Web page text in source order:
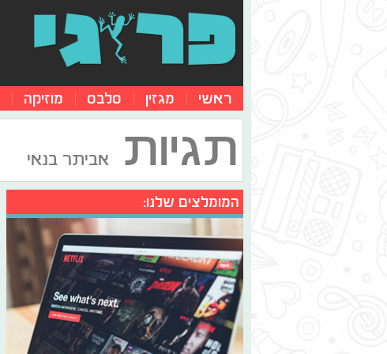
ראשי מגזין סלבס מוזיקה
תגיות אביתר בנאי
המומלצים שלנו: